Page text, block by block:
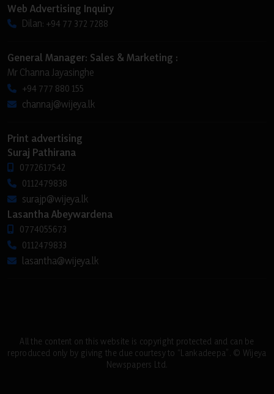
Web Advertising Inquiry
Dilan: +94 77 372 7288
General Manager: Sales & Marketing :
Mr Channa Jayasinghe
+94 777 880 155
channaj@wijeya.lk
Print advertising
Suraj Pathirana
0772617542
0112479838
surajp@wijeya.lk
Lasantha Abeywardena
0774055673
0112479833
lasantha@wijeya.lk
All the content on this website is copyright protected and can be
reproduced only by giving the due courtesy to “Lankadeepa”. © Wijeya
Newspapers Ltd.